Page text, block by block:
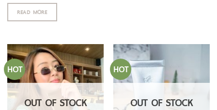
READ MORE
HOT
OUT OF STOCK
HOT
OUT OF STOCK